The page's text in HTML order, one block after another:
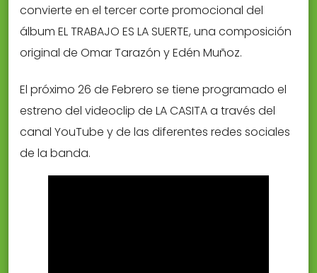
convierte en el tercer corte promocional del
álbum EL TRABAJO ES LA SUERTE, una composición
original de Omar Tarazón y Edén Muñoz.
El próximo 26 de Febrero se tiene programado el
estreno del videoclip de LA CASITA a través del
canal YouTube y de las diferentes redes sociales
de la banda.